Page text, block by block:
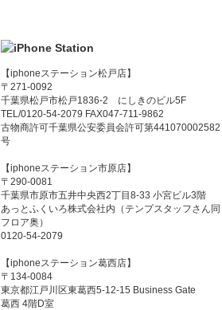
【iphoneステーション松戸店】
〒271-0092
千葉県松戸市松戸1836-2 にしきのビル5F
TEL/0120-54-2079 FAX047-711-9862
古物商許可千葉県公安委員会許可第441070002582
号
【iphoneステーション市原店】
〒290-0081
千葉県市原市五井中央西2丁目8-33 小宮ビル3階
あっとふくいろ株式会社内（テンプスタッフさん同
フロア奥）
0120-54-2079
【iphoneステーション葛西店】
〒134-0084
東京都江戸川区東葛西5-12-15 Business Gate
葛西 4階D室